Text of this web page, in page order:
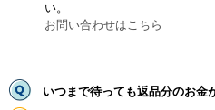
い。
お問い合わせはこちら
いつまで待っても返品分のお金